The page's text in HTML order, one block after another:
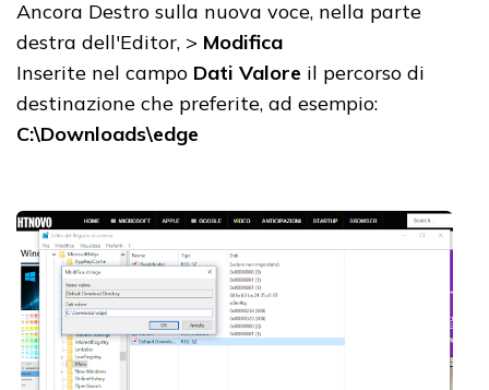
Ancora Destro sulla nuova voce, nella parte
destra dell'Editor, > Modifica
Inserite nel campo Dati Valore il percorso di
destinazione che preferite, ad esempio:
C:\Downloads\edge